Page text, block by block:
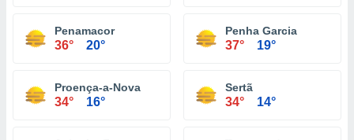
Penamacor
36° 20°
Penha Garcia
37° 19°
Proença-a-Nova
34° 16°
Sertã
34° 14°